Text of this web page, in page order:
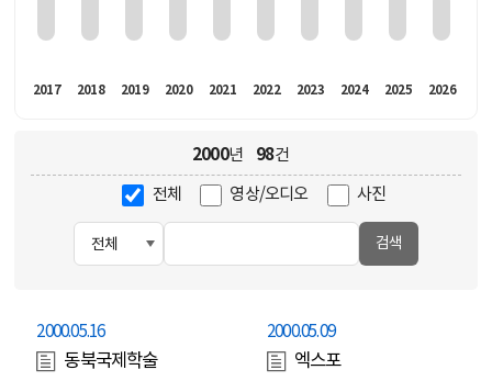
2017 2018 2019 2020 2021 2022 2023 2024 2025 2026
2000년 98건
전체 영상/오디오 사진
검색
2000.05.16
동북국제학술
2000.05.09
엑스포